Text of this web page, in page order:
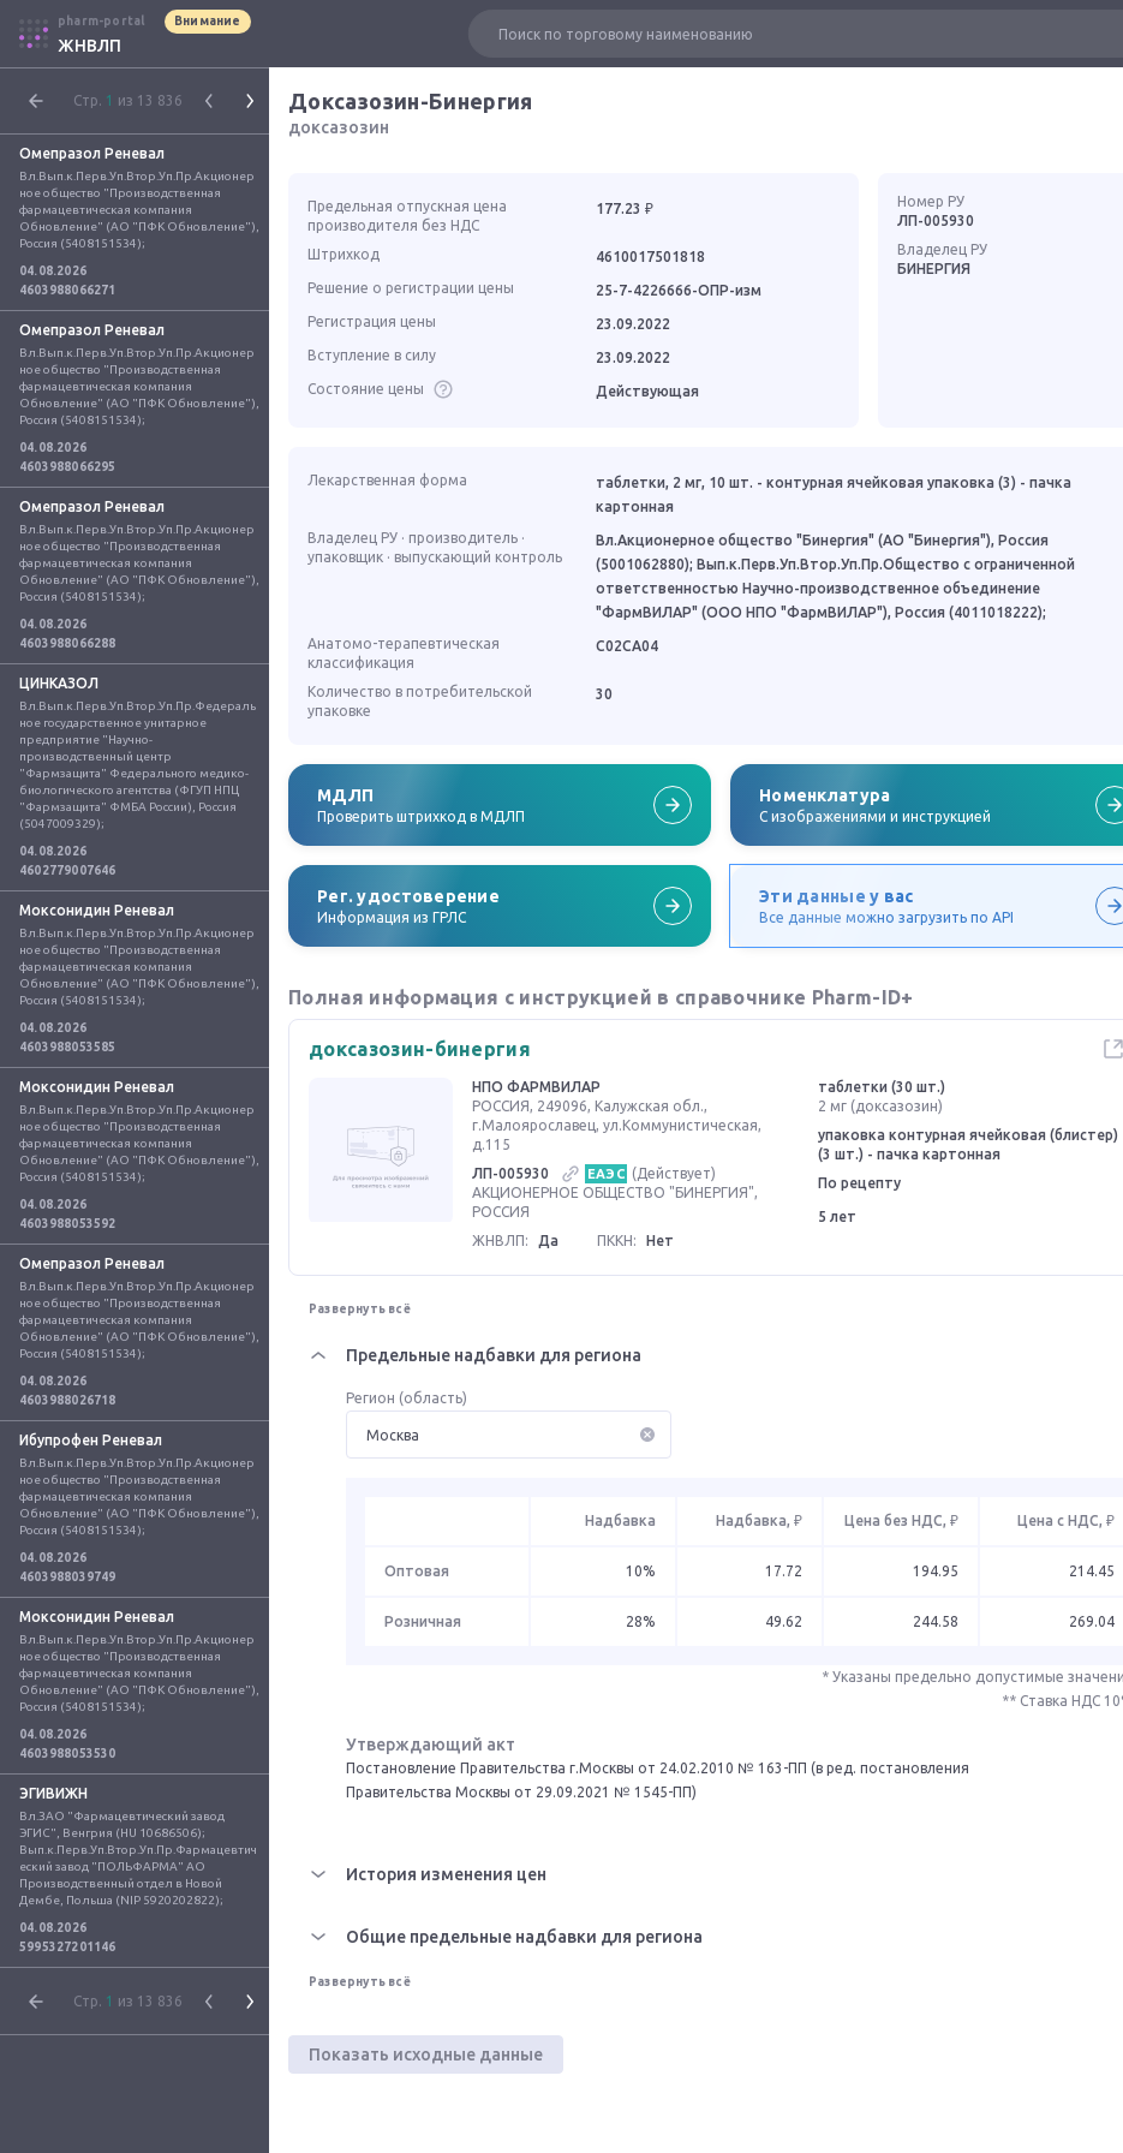
pharm-portal Внимание
ЖНВЛП
Стр. 1 из 13 836
Омепразол Реневал
Вл.Вып.к.Перв.Уп.Втор.Уп.Пр.Акционер
ное общество "Производственная
фармацевтическая компания
Обновление" (АО "ПФК Обновление"),
Россия (5408151534);
04.08.2026
4603988066271
Омепразол Реневал
Вл.Вып.к.Перв.Уп.Втор.Уп.Пр.Акционер
ное общество "Производственная
фармацевтическая компания
Обновление" (АО "ПФК Обновление"),
Россия (5408151534);
04.08.2026
4603988066295
Омепразол Реневал
Вл.Вып.к.Перв.Уп.Втор.Уп.Пр.Акционер
ное общество "Производственная
фармацевтическая компания
Обновление" (АО "ПФК Обновление"),
Россия (5408151534);
04.08.2026
4603988066288
ЦИНКАЗОЛ
Вл.Вып.к.Перв.Уп.Втор.Уп.Пр.Федераль
ное государственное унитарное
предприятие "Научно-
производственный центр
"Фармзащита" Федерального медико-
биологического агентства (ФГУП НПЦ
"Фармзащита" ФМБА России), Россия
(5047009329);
04.08.2026
4602779007646
Моксонидин Реневал
Вл.Вып.к.Перв.Уп.Втор.Уп.Пр.Акционер
ное общество "Производственная
фармацевтическая компания
Обновление" (АО "ПФК Обновление"),
Россия (5408151534);
04.08.2026
4603988053585
Моксонидин Реневал
Вл.Вып.к.Перв.Уп.Втор.Уп.Пр.Акционер
ное общество "Производственная
фармацевтическая компания
Обновление" (АО "ПФК Обновление"),
Россия (5408151534);
04.08.2026
4603988053592
Омепразол Реневал
Вл.Вып.к.Перв.Уп.Втор.Уп.Пр.Акционер
ное общество "Производственная
фармацевтическая компания
Обновление" (АО "ПФК Обновление"),
Россия (5408151534);
04.08.2026
4603988026718
Ибупрофен Реневал
Вл.Вып.к.Перв.Уп.Втор.Уп.Пр.Акционер
ное общество "Производственная
фармацевтическая компания
Обновление" (АО "ПФК Обновление"),
Россия (5408151534);
04.08.2026
4603988039749
Моксонидин Реневал
Вл.Вып.к.Перв.Уп.Втор.Уп.Пр.Акционер
ное общество "Производственная
фармацевтическая компания
Обновление" (АО "ПФК Обновление"),
Россия (5408151534);
04.08.2026
4603988053530
ЭГИВИЖН
Вл.ЗАО "Фармацевтический завод
ЭГИС", Венгрия (HU 10686506);
Вып.к.Перв.Уп.Втор.Уп.Пр.Фармацевтич
еский завод "ПОЛЬФАРМА" АО
Производственный отдел в Новой
Дембе, Польша (NIP 5920202822);
04.08.2026
5995327201146
Стр. 1 из 13 836
Доксазозин-Бинергия
доксазозин
Предельная отпускная цена
производителя без НДС
177.23 ₽
Штрихкод
4610017501818
Решение о регистрации цены
25-7-4226666-ОПР-изм
Регистрация цены
23.09.2022
Вступление в силу
23.09.2022
Состояние цены
Действующая
Номер РУ
ЛП-005930
Владелец РУ
БИНЕРГИЯ
Лекарственная форма
таблетки, 2 мг, 10 шт. - контурная ячейковая упаковка (3) - пачка
картонная
Владелец РУ · производитель ·
упаковщик · выпускающий контроль
Вл.Акционерное общество "Бинергия" (АО "Бинергия"), Россия
(5001062880); Вып.к.Перв.Уп.Втор.Уп.Пр.Общество с ограниченной
ответственностью Научно-производственное объединение
"ФармВИЛАР" (ООО НПО "ФармВИЛАР"), Россия (4011018222);
Анатомо-терапевтическая
классификация
C02CA04
Количество в потребительской
упаковке
30
МДЛП
Проверить штрихкод в МДЛП
Номенклатура
C изображениями и инструкцией
Рег. удостоверение
Информация из ГРЛС
Эти данные у вас
Все данные можно загрузить по API
Полная информация с инструкцией в справочнике Pharm-ID+
доксазозин-бинергия
НПО ФАРМВИЛАР
РОССИЯ, 249096, Калужская обл.,
г.Малоярославец, ул.Коммунистическая,
д.115
ЛП-005930
ЕАЭС (Действует)
АКЦИОНЕРНОЕ ОБЩЕСТВО "БИНЕРГИЯ",
РОССИЯ
ЖНВЛП:
Да ПККН: Нет
таблетки (30 шт.)
2 мг (доксазозин)
упаковка контурная ячейковая (блистер)
(3 шт.) - пачка картонная
По рецепту
5 лет
Развернуть всё
Предельные надбавки для региона
Регион (область)
Надбавка Надбавка, ₽ Цена без НДС, ₽ Цена с НДС, ₽
Оптовая 10% 17.72 194.95 214.45
Розничная 28% 49.62 244.58 269.04
* Указаны предельно допустимые
** Ставка НДС
Утверждающий акт
Постановление Правительства г.Москвы от 24.02.2010 № 163-ПП (в ред. постановления
Правительства Москвы от 29.09.2021 № 1545-ПП)
История изменения цен
Общие предельные надбавки для региона
Развернуть всё
Показать исходные данные